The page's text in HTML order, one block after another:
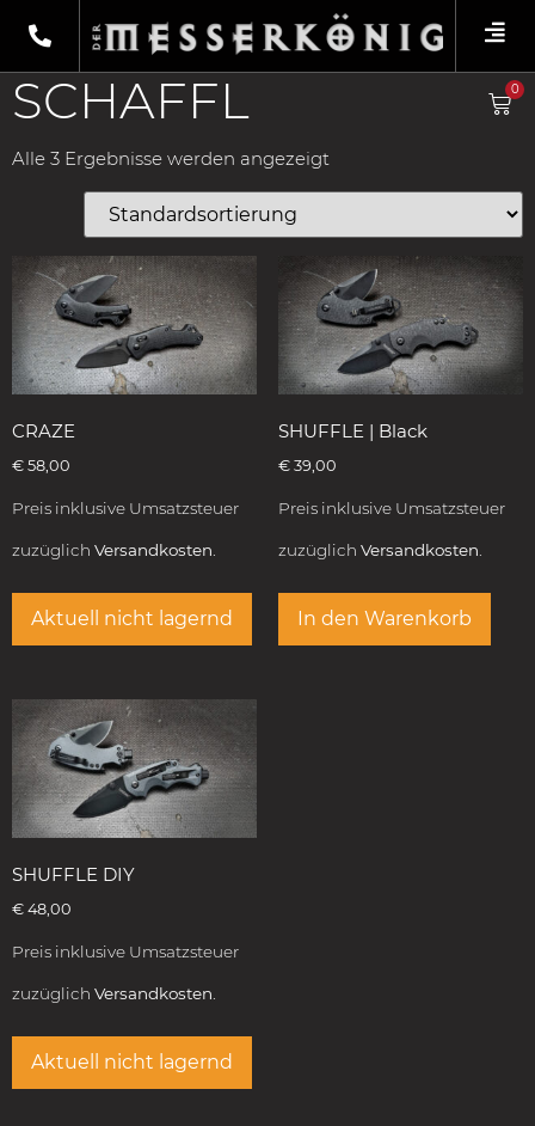
0
Produkte verschlagwortet mit
„Schaffl“
/ Fixiermesser
SCHAFFL
Alle 3 Ergebnisse werden angezeigt
CRAZE
€ 58,00
Preis inklusive Umsatzsteuer
zuzüglich Versandkosten.
Aktuell nicht lagernd
SHUFFLE | Black
€39,00
Preis inklusive Umsatzsteuer
zuzüglich Versandkosten.
In den Warenkorb
SHUFFLE DIY
€ 48,00
Preis inklusive Umsatzsteuer
zuzüglich Versandkosten.
Aktuell nicht lagernd